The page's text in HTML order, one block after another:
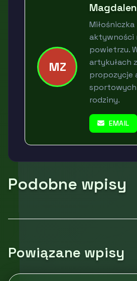
MZ
Miłośniczka
aktywności
powietrzu.
artykułach
propozycje
sportowych
rodziny.
EMAIL
Podobne wpisy
Powiązane wpisy